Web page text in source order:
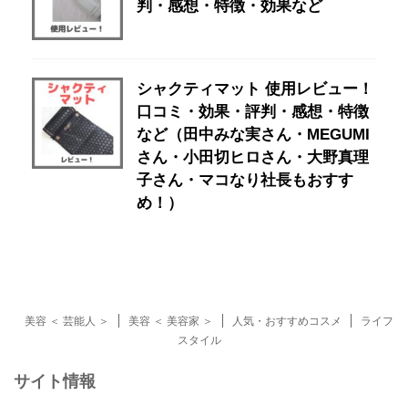
判・感想・特徴・効果など
シャクティマット 使用レビュー！
口コミ・効果・評判・感想・特徴
など（田中みな実さん・MEGUMI
さん・小田切ヒロさん・大野真理
子さん・マコなり社長もおすす
め！）
美容 ＜ 芸能人 ＞ 美容 ＜ 美容家 ＞ 人気・おすすめコスメ
ライフ
スタイル
サイト情報